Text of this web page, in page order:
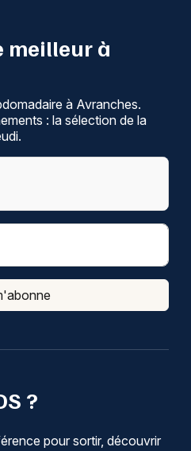
?
pour sortir, découvrir
meilleur à
à Avranches.
: la sélection de la